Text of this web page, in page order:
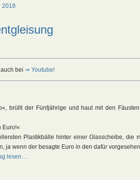
2018
bei ⇒ Youtube!
brüllt der Fünfjährige und haut mit den
Euro!«
Plastikbälle hinter einer Glasscheibe, die
ja wenn der besagte Euro in den dafür
lesen…